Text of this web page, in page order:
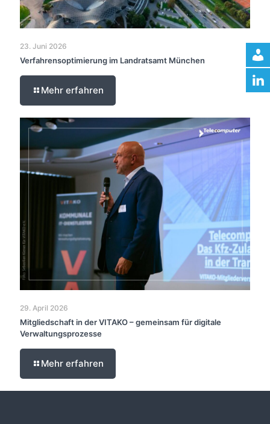
23. Juni 2026
Verfahrensoptimierung im Landratsamt München
Mehr erfahren
29. April 2026
Mitgliedschaft in der VITAKO – gemeinsam für digitale
Verwaltungsprozesse
Mehr erfahren